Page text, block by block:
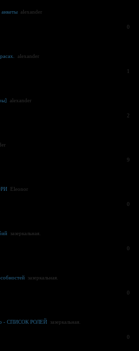
alexander
0
alexander
1
alexander
2
9
Eleonor
0
зазеркальная.
0
зазеркальная.
0
- СПИСОК РОЛЕЙ зазеркальная.
0